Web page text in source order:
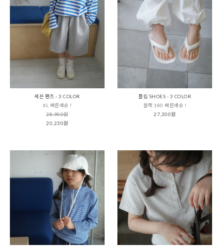
세븐 팬츠 - 3 COLOR
XL 빠른배송 !
28,900원
20,230원
플립 SHOES - 3 COLOR
블랙 180 빠른배송 !
27,200원